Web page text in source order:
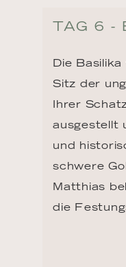
TAG 6 -
Die
Sitz der
Ihrer
ausgestellt
und
schwere
Matthias
die